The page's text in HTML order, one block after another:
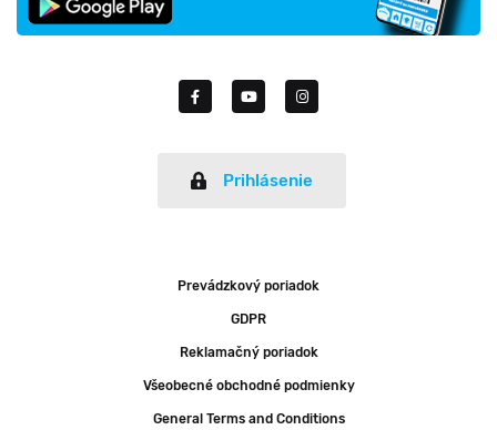
Prihlásenie
Prevádzkový poriadok
GDPR
Reklamačný poriadok
Všeobecné obchodné podmienky
General Terms and Conditions